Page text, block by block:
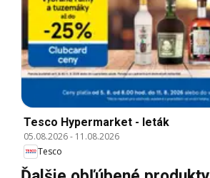
Tesco Hypermarket - leták
05.08.2026- 11.08.2026
Tesco